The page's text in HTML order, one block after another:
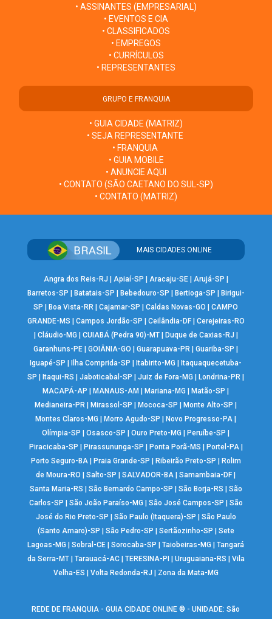
• ASSINANTES (EMPRESARIAL)
• EVENTOS E CIA
• CLASSIFICADOS
• EMPREGOS
• CURRÍCULOS
• REPRESENTANTES
GRUPO E FRANQUIA
• GUIA CIDADE (MATRIZ)
• SEJA REPRESENTANTE
• FRANQUIA
• GUIA MOBILE
• ANUNCIE AQUI
• CONTATO (SÃO CAETANO DO SUL-SP)
• CONTATO (MATRIZ)
MAIS CIDADES ONLINE
Angra dos Reis-RJ Apiaí-SP Aracaju-SE| Arujá-SP
Barretos-SP
Batatais-SP Bebedouro-SP Bertioga-SP
Birigui-
SP
Boa Vista-RR |Cajamar-SP |Caldas Novas-GO |CAMPO
GRANDE-MS
Campos Jordão-SP Ceilândia-DF| Cerejeiras-RO
Cláudio-MG CUIABÁ (Pedra 90)-MT| Duque de Caxias-RJ
Garanhuns-PE |GOIÂNIA-GO |Guarapuava-PR |Guariba-SP
Iguapé-SP
Ilha Comprida-SP Itabirito-MG
Itaquaquecetuba-
SP
Itaqui-RS |Jaboticabal-SP |Juiz de Fora-MG Londrina-PR
MACAPÁ-AP
MANAUS-AM Mariana-MG Matão-SP
Medianeira-PR
Mirassol-SP Mococa-SP Monte Alto-SP
Montes Claros-MG
Morro Agudo-SP Novo Progresso-PA
Olímpia-SP
|Osasco-SP |Ouro Preto-MG Peruíbe-SP
Piracicaba-SP
Pirassununga-SP Ponta Porã-MS Portel-PA|
Porto Seguro-BA| Praia Grande-SP Ribeirão Preto-SP
Rolim
de Moura-RO
|Salto-SP |SALVADOR-BA |Samambaia-DF
Santa Maria-RS
São Bernardo Campo-SP São Borja-RS
São
Carlos-SP
São João Paraíso-MG São José Campos-SP
São
José do Rio Preto-SP
São Paulo (Itaquera)-SP
São Paulo
(Santo Amaro)-SP
São Pedro-SP Sertãozinho-SP
Sete
Lagoas-MG
|Sobral-CE |Sorocaba-SP |Taiobeiras-MG |Tangará
da Serra-MT| Tarauacá-AC| TERESINA-PI Uruguaiana-RS
Vila
Velha-ES
Volta Redonda-RJ Zona da Mata-MG
REDE DE FRANQUIA - GUIA CIDADE ONLINE ® - UNIDADE: São